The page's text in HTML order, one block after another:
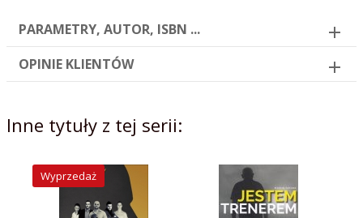
PARAMETRY, AUTOR, ISBN ...
OPINIE KLIENTÓW
Inne tytuły z tej serii:
Wyprzedaż